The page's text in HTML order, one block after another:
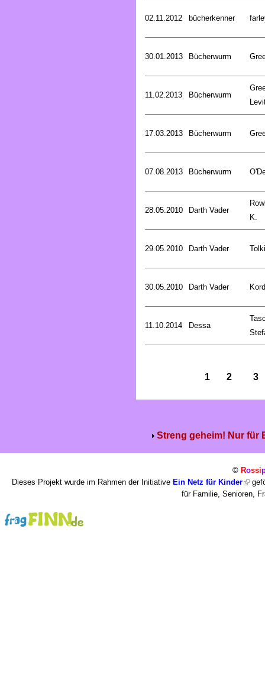
02.11.2012 bücherkenner
30.01.2013 Bücherwurm
11.02.2013 Bücherwurm
17.03.2013 Bücherwurm
07.08.2013 Bücherwurm
28.05.2010 Darth Vader
K.
29.05.2010 Darth Vader
30.05.2010 Darth Vader
11.10.2014 Dessa
1 2 3
Streng geheim! Nur für
© Rossi
Dieses Projekt wurde im Rahmen der Initiative Ein Netz für Kinder
für Familie, Senioren,